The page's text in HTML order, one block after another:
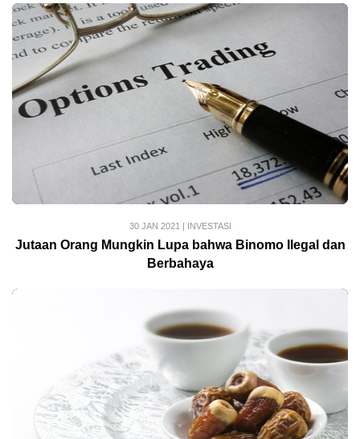
30 JAN 2021 | INVESTASI
Jutaan Orang Mungkin Lupa bahwa Binomo Ilegal dan
Berbahaya